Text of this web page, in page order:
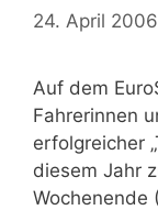
24. April 2006
Auf dem
Fahrerinnen
erfolgreicher
diesem Jahr
Wochenende